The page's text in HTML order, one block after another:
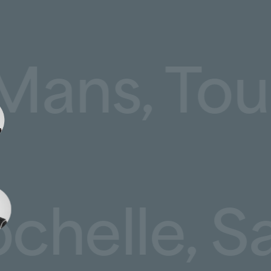
sur :
d’étanchéité,
gel et à la neige (lanterneaux, chéneaux,
d’exploitation des sites industriels,
Mans,